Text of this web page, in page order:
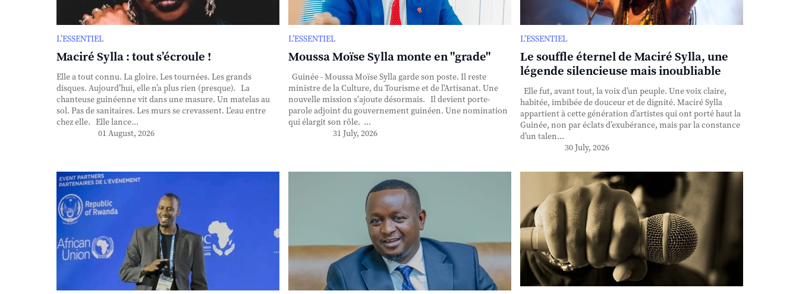
L’ESSENTIEL
Maciré Sylla : tout s’écroule !
Elle a tout connu. La gloire. Les tournées. Les grands
disques. Aujourd’hui, elle n’a plus rien (presque). La
chanteuse guinéenne vit dans une masure. Un matelas au
sol. Pas de sanitaires. Les murs se crevassent. L'eau entre
chez elle. Elle lance...
01 August, 2026
L’ESSENTIEL
Moussa Moïse Sylla monte en "grade"
Guinée - Moussa Moïse Sylla garde son poste. Il reste
ministre de la Culture, du Tourisme et de l'Artisanat. Une
nouvelle mission s'ajoute désormais. Il devient porte-
parole adjoint du gouvernement guinéen. Une nomination
qui élargit son rôle. ...
31 July, 2026
L’ESSENTIEL
Le souffle éternel de Maciré Sylla, une
légende silencieuse mais inoubliable
Elle fut, avant tout, la voix d’un peuple. Une voix claire,
habitée, imbibée de douceur et de dignité. Maciré Sylla
appartient à cette génération d’artistes qui ont porté haut la
Guinée, non par éclats d’exubérance, mais par la constance
d’un talen...
30 July, 2026